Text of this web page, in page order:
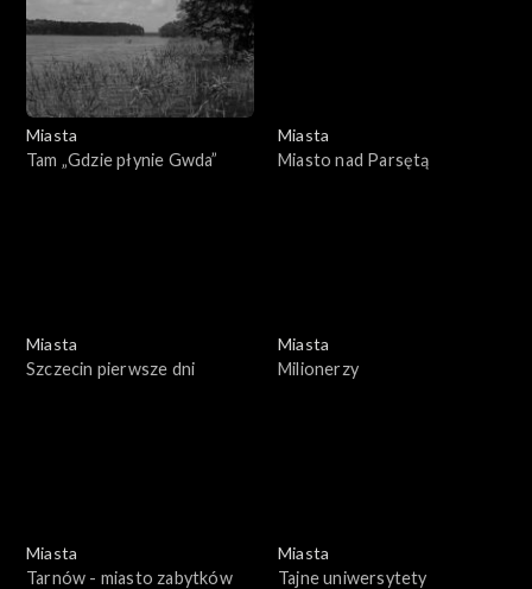
Miasta
Tam „Gdzie płynie Gwda”
Miasta
Miasto nad Parsętą
Miasta
Szczecin pierwsze dni
Miasta
Milionerzy
Miasta
Tarnów - miasto zabytków
Miasta
Tajne uniwersytety